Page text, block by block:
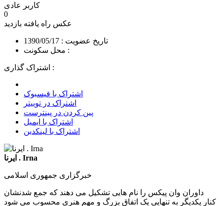
کاربر عادی
0
عکس راه یافته بازدید
تاریخ عضویت : 1390/05/17
محل سکونت :
اشتراک گذاری :
اشتراک با فیسبوک
اشتراک در توییتر
پین کردن در پینترست
اشتراک با ایمیل
اشتراک با لینکدین
ایرنا . Irna
خبرگزاری جمهوری اسلامی
داوران وان پیکس را نام هایی تشکیل می دهند که جمع شدنشان
کنار یکدیگر به تنهایی یک اتفاق بزرگ و مهم هنری محسوب می شود